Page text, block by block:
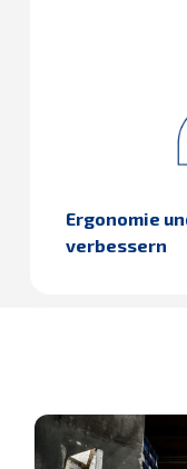
Ergonomie
verbessern